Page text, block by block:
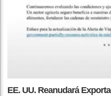
EE. UU. Reanudará